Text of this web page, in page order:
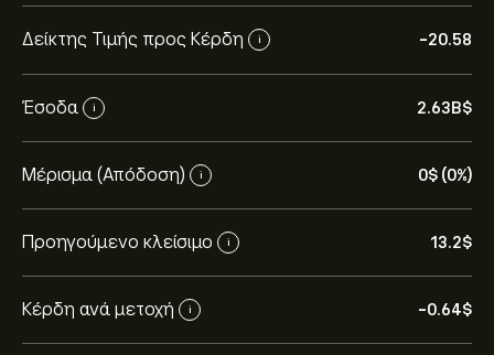
Δείκτης Τιμής προς Κέρδη i -20.58
Έσοδα i 2.63B‎$‎
Μέρισμα (Απόδοση) i 0‎$‎ (0%)
Προηγούμενο κλείσιμο i 13.2‎$‎
Κέρδη ανά μετοχή i -0.64‎$‎